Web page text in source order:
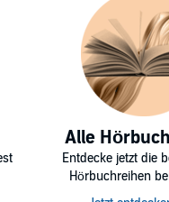
Alle
Entdecke jetzt die
Hörbuchreihen